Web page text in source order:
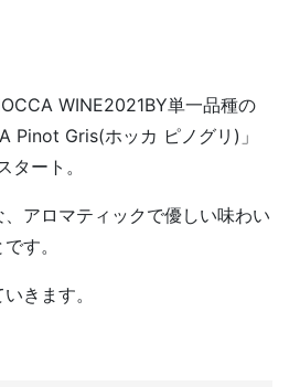
WINE2021BY単一品種の
Pinot Gris(ホッカ ピノグリ)」
タート。
アロマティックで優しい味わい
す。
きます。